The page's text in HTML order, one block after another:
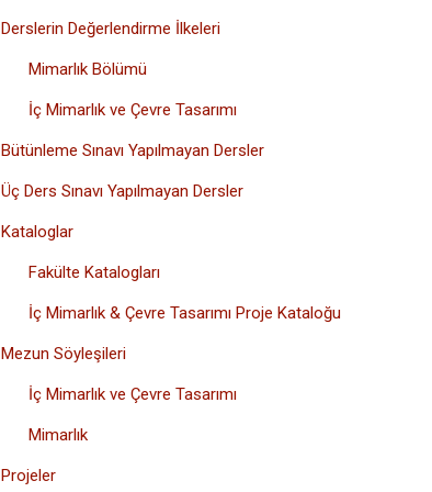
Derslerin Değerlendirme İlkeleri
Mimarlık Bölümü
İç Mimarlık ve Çevre Tasarımı
Bütünleme Sınavı Yapılmayan Dersler
Üç Ders Sınavı Yapılmayan Dersler
Kataloglar
Fakülte Katalogları
İç Mimarlık & Çevre Tasarımı Proje Kataloğu
Mezun Söyleşileri
İç Mimarlık ve Çevre Tasarımı
Mimarlık
Projeler